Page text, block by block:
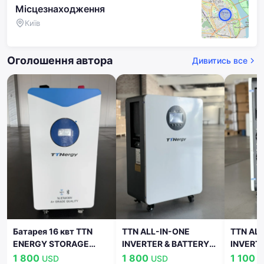
Місцезнаходження
Київ
Оголошення автора Дивитись все
Батарея 16 квт TTN
ENERGY STORAGE
LITHIUM BATTERY
1 800 USD
TTN ALL-IN-ONE
INVERTER & BATTERY+
51.2V200AH + 6KW
1 800 USD
TTN
1 100